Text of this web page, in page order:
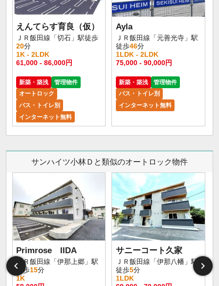
えんてらす育良（仮）
ＪＲ飯田線「切石」駅徒歩
20分
1K - 2LDK
61,000 - 86,000円
新築・築浅
管理物件
オートロック
バス・トイレ別
インターネット無料
Ayla
ＪＲ飯田線「元善光寺」駅
徒歩46分
1LDK - 2LDK
75,000 - 90,000円
新築・築浅
管理物件
バス・トイレ別
インターネット無料
サンハイツ小林Ｄと類似のオートロック物件
Primrose IIDA
ＪＲ飯田線「伊那上郷」駅
徒歩15分
1K
サニーコート久家
ＪＲ飯田線「伊那八幡」駅
徒歩5分
1LDK